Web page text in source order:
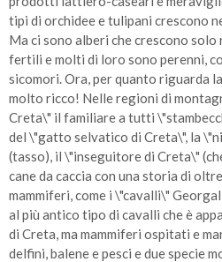
tipi di orchidee e tulipani crescono
Ma ci sono alberi che crescono
fertili e molti di loro sono perenni,
sicomori. Ora, per quanto riguarda
molto ricco! Nelle regioni di
Creta\" il familiare a tutti
del \"gatto selvatico di Creta\", la
(tasso), il \"inseguitore di Creta\"
cane da caccia con una storia di
mammiferi, come i \"cavalli\"
al più antico tipo di cavalli che è
di Creta, ma mammiferi ospitati e
delfini, balene e pesci e due specie